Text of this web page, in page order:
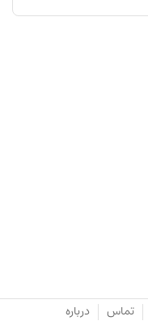
تماس درباره